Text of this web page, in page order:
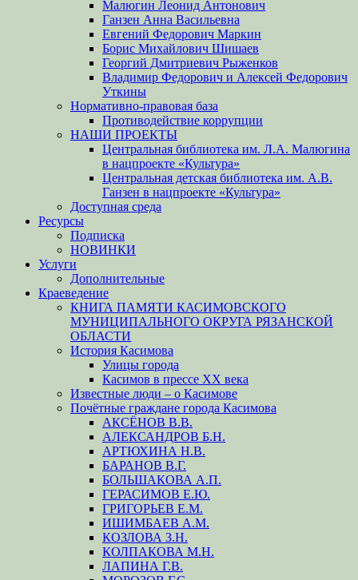
Малюгин Леонид Антонович
Ганзен Анна Васильевна
Евгений Федорович Маркин
Борис Михайлович Шишаев
Георгий Дмитриевич Рыженков
Владимир Федорович и Алексей Федорович
Уткины
Нормативно-правовая база
Противодействие коррупции
НАШИ ПРОЕКТЫ
Центральная библиотека им. Л.А. Малюгина
в нацпроекте «Культура»
Центральная детская библиотека им. А.В.
Ганзен в нацпроекте «Культура»
Доступная среда
Ресурсы
Подписка
НОВИНКИ
Услуги
Дополнительные
Краеведение
КНИГА ПАМЯТИ КАСИМОВСКОГО
МУНИЦИПАЛЬНОГО ОКРУГА РЯЗАНСКОЙ
ОБЛАСТИ
История Касимова
Улицы города
Касимов в прессе XX века
Известные люди – о Касимове
Почётные граждане города Касимова
АКСЁНОВ В.В.
АЛЕКСАНДРОВ Б.Н.
АРТЮХИНА Н.В.
БАРАНОВ В.Г.
БОЛЬШАКОВА А.П.
ГЕРАСИМОВ Е.Ю.
ГРИГОРЬЕВ Е.М.
ИШИМБАЕВ А.М.
КОЗЛОВА З.Н.
КОЛПАКОВА М.Н.
ЛАПИНА Г.В.